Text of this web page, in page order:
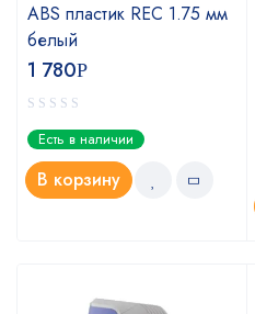
ABS пластик REC 1.75 мм
белый
1 780Р
Есть в наличии
В корзину